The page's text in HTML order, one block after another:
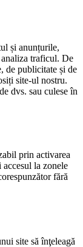
și anunțurile,
traficul. De
de publicitate și de
site-ul nostru.
dvs. sau culese în
prin activarea
la zonele
fără
site să înţeleagă